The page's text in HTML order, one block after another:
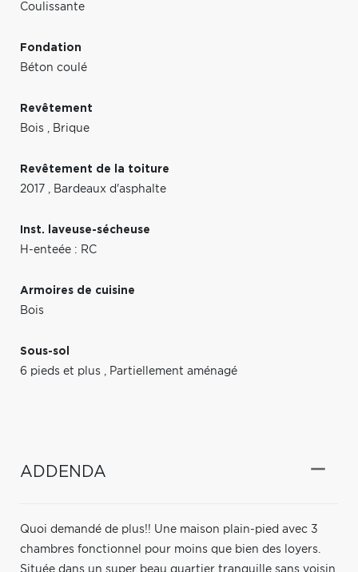
Coulissante
Fondation
Béton coulé
Revêtement
Bois , Brique
Revêtement de la toiture
2017 , Bardeaux d'asphalte
Inst. laveuse-sécheuse
H-enteée : RC
Armoires de cuisine
Bois
Sous-sol
6 pieds et plus , Partiellement aménagé
ADDENDA
Quoi demandé de plus!! Une maison plain-pied avec 3
chambres fonctionnel pour moins que bien des loyers.
Située dans un super beau quartier tranquille sans voisin